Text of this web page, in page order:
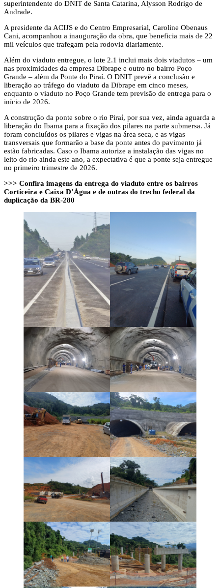
superintendente do DNIT de Santa Catarina, Alysson Rodrigo de
Andrade.
A presidente da ACIJS e do Centro Empresarial, Caroline Obenaus
Cani, acompanhou a inauguração da obra, que beneficia mais de 22
mil veículos que trafegam pela rodovia diariamente.
Além do viaduto entregue, o lote 2.1 inclui mais dois viadutos – um
nas proximidades da empresa Dibrape e outro no bairro Poço
Grande – além da Ponte do Piraí. O DNIT prevê a conclusão e
liberação ao tráfego do viaduto da Dibrape em cinco meses,
enquanto o viaduto no Poço Grande tem previsão de entrega para o
início de 2026.
A construção da ponte sobre o rio Piraí, por sua vez, ainda aguarda a
liberação do Ibama para a fixação dos pilares na parte submersa. Já
foram concluídos os pilares e vigas na área seca, e as vigas
transversais que formarão a base da ponte antes do pavimento já
estão fabricadas. Caso o Ibama autorize a instalação das vigas no
leito do rio ainda este ano, a expectativa é que a ponte seja entregue
no primeiro trimestre de 2026.
>>> Confira imagens da entrega do viaduto entre os bairros
Corticeira e Caixa D’Água e de outras do trecho federal da
duplicação da BR-280